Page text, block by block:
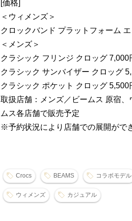
[価格]
＜ウィメンズ＞
クロックバンド プラットフォーム
＜メンズ＞
クラシック フリンジ クロッグ 7,000
クラシック サンバイザー クロッグ
クラシック ポケット クロッグ 5,500
取扱店舗：メンズ／ビームス 原宿
ムス各店舗で販売予定
※予約状況により店舗での展開がで
Crocs BEAMS コラボモデル
ウィメンズ カジュアル